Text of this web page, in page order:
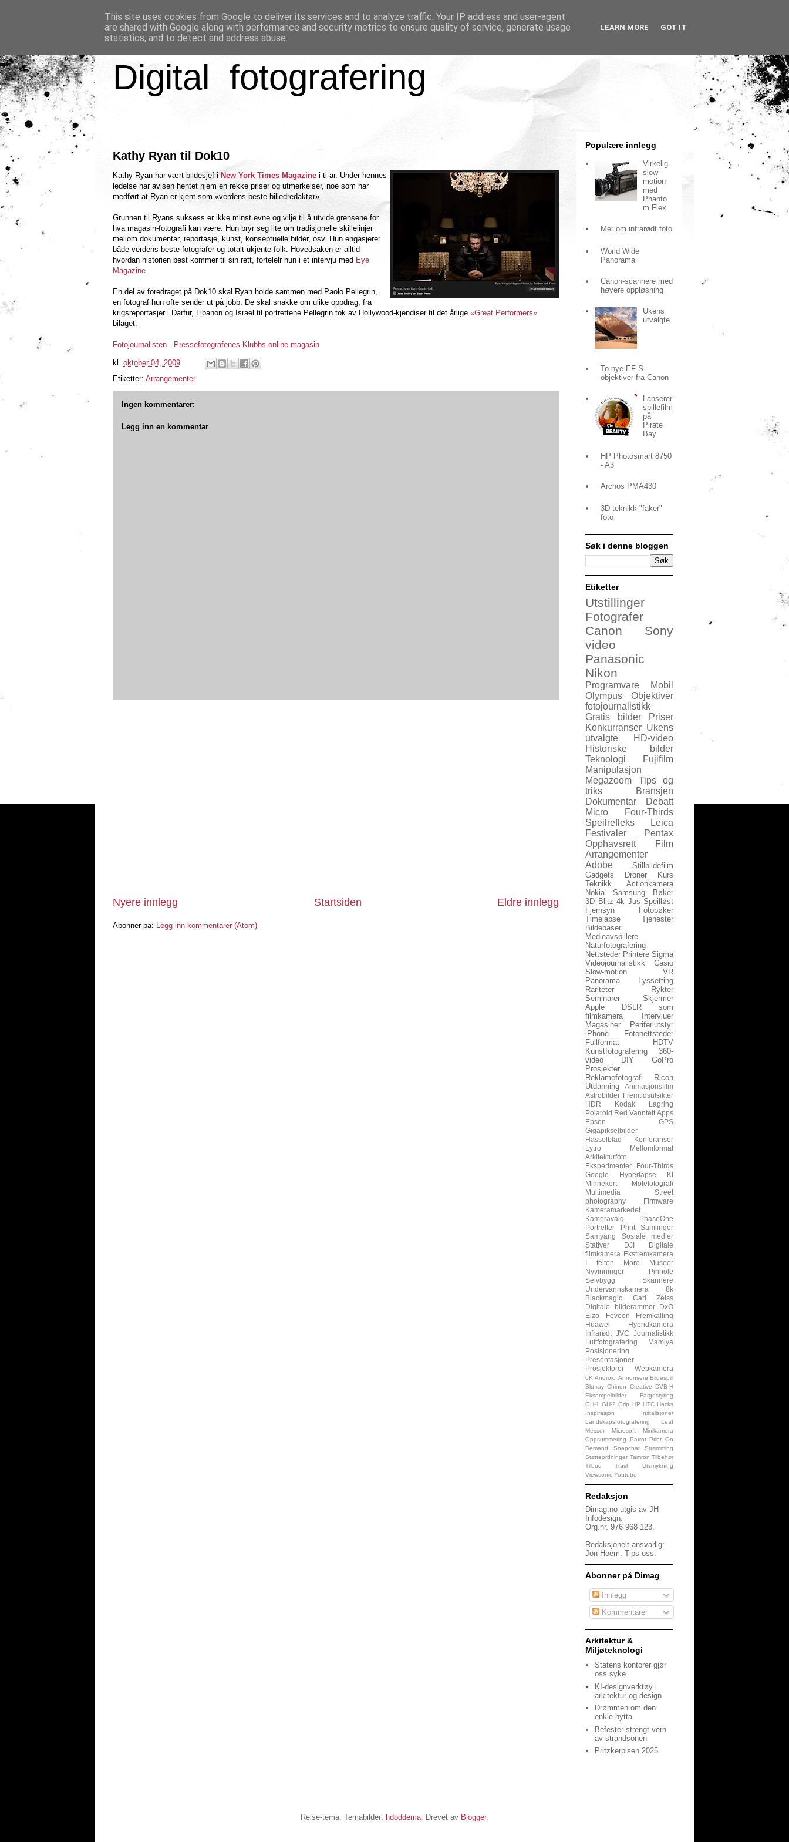
Digital fotografering
Kathy Ryan til Dok10
Kathy Ryan har vært bildesjef iNew York Times Magazine i ti år. Under hennes
ledelse har avisen hentet hjem en rekke priser og utmerkelser, noe som har
medført at Ryan er kjent som «verdens beste billedredaktør».
Grunnen til Ryans suksess er ikke minst evne og vilje til å utvide grensene for
hva magasin-fotografi kan være. Hun bryr seg lite om tradisjonelle skillelinjer
mellom dokumentar, reportasje, kunst, konseptuelle bilder, osv. Hun engasjerer
både verdens beste fotografer og totalt ukjente folk. Hovedsaken er alltid
hvordan historien best kommer til sin rett, fortelelr hun i et intervju med Eye
Magazine .
En del av foredraget på Dok10 skal Ryan holde sammen med Paolo Pellegrin,
en fotograf hun ofte sender ut på jobb. De skal snakke om ulike oppdrag, fra
krigsreportasjer i Darfur, Libanon og Israel til portrettene Pellegrin tok av Hollywood-kjendiser til det årlige «Great Performers»
bilaget.
Fotojournalisten - Pressefotografenes Klubbs online-magasin
kl. oktober 04, 2009
Etiketter: Arrangementer
Ingen kommentarer:
Legg inn en kommentar
Nyere innlegg Eldre innlegg
Startsiden
Abonner på: Legg inn kommentarer (Atom)
Populære innlegg
Virkelig
slow-
motion
med
Phanto
m Flex
Mer om infrarødt foto
World Wide
Panorama
Canon-scannere med
høyere oppløsning
Ukens
utvalgte
To nye EF-S-
objektiver fra Canon
Lanserer
spillefilm
på
Pirate
Bay
HP Photosmart 8750
- A3
Archos PMA430
3D-teknikk "faker"
foto
Søk i denne bloggen
Etiketter
Utstillinger
Fotografer
Canon
Sony
video
Panasonic
Nikon
Programvare
Mobil
Olympus
Objektiver
fotojournalistikk
Gratis bilder
Priser
Konkurranser Ukens
utvalgte
HD-video
Historiske bilder
Teknologi
Fujifilm
Manipulasjon
Megazoom
Tips og
triks
Bransjen
Dokumentar
Debatt
Micro Four-Thirds
Speilrefleks
Leica
Festivaler
Pentax
Opphavsrett
Film
Arrangementer
Adobe
Stillbildefilm
Gadgets
Droner
Kurs
Teknikk
Actionkamera
Nokia
Samsung
Bøker
3D Blitz 4k Jus Speilløst
Fjernsyn
Fotobøker
Timelapse
Tjenester
Bildebaser
Medieavspillere
Naturfotografering
Nettsteder Printere Sigma
Videojournalistikk
Casio
Slow-motion
VR
Panorama
Lyssetting
Rariteter
Rykter
Seminarer
Skjermer
Apple
DSLR som
filmkamera
Intervjuer
Magasiner
Periferiutstyr
iPhone
Fotonettsteder
Fullformat
HDTV
Kunstfotografering
360-
video
DIY
GoPro
Prosjekter
Reklamefotografi
Ricoh
Utdanning
Animasjonsfilm
Astrobilder Fremtidsutsikter
HDR
Kodak
Lagring
Polaroid Red Vanntett Apps
Epson
GPS
Gigapikselbilder
Hasselblad
Konferanser
Lytro
Mellomformat
Arkitekturfoto
Eksperimenter
Four-Thirds
Google
Hyperlapse
KI
Minnekort
Motefotografi
Multimedia
Street
photography
Firmware
Kameramarkedet
Kameravalg
PhaseOne
Portretter
Print
Samlinger
Samyang
Sosiale medier
Stativer
DJI
Digitale
filmkamera
Ekstremkamera
I felten
Moro
Museer
Nyvinninger
Pinhole
Selvbygg
Skannere
Undervannskamera
8k
Blackmagic
Carl Zeiss
Digitale bilderammer
DxO
Eizo
Foveon
Fremkalling
Huawei
Hybridkamera
Infrarødt JVC
Journalistikk
Luftfotografering
Mamiya
Posisjonering
Presentasjoner
Prosjektorer
Webkamera
6K Android Annonsere Bildespill
Blu-ray Chinon Creative
DVB-H
Eksempelbilder
Fargestyring
GH-1 GH-2 Grip HP HTC Hacks
Inspirasjon
Installsjoner
Landskapsfotografering
Leaf
Messer
Microsoft
Minikamera
Oppsummering
Parrot
Print On
Demand
Snapchat
Strømming
Støtteordninger Tamron Tilbehør
Tilbud
Trash
Utsmykning
Viewsonic Youtube
Redaksjon
Dimag.no utgis av JH
Infodesign.
Org.nr. 976 968 123.
Redaksjonelt ansvarlig:
Jon Hoem. Tips oss.
Abonner på Dimag
Innlegg
Kommentarer
Arkitektur &
Miljøteknologi
Statens kontorer gjør
oss syke
KI-designverktøy i
arkitektur og design
Drømmen om den
enkle hytta
Befester strengt vern
av strandsonen
Pritzkerpisen 2025
Reise-tema. Temabilder: hdoddema. Drevet av Blogger.
This site uses cookies from Google to deliver its services and to analyze traffic. Your IP address and user-agent
are shared with Google along with performance and security metrics to ensure quality of service, generate usage
statistics, and to detect and address abuse.
LEARN MORE GOT IT